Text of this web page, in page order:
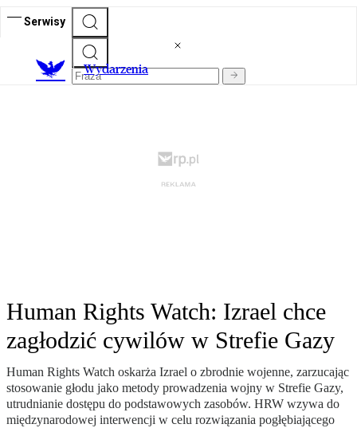
Serwisy
Wydarzenia
Human Rights Watch: Izrael chce
zagłodzić cywilów w Strefie Gazy
Human Rights Watch oskarża Izrael o zbrodnie wojenne, zarzucając
stosowanie głodu jako metody prowadzenia wojny w Strefie Gazy,
utrudnianie dostępu do podstawowych zasobów. HRW wzywa do
międzynarodowej interwencji w celu rozwiązania pogłębiającego